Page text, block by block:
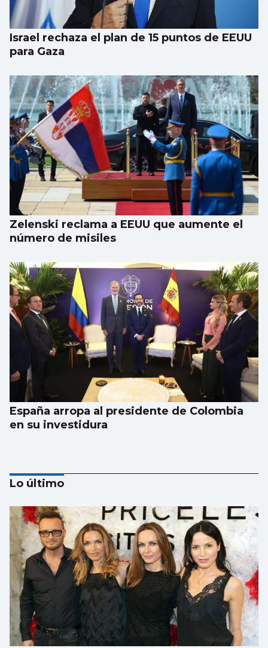
Israel rechaza el plan de 15 puntos de EEUU
para Gaza
Zelenski reclama a EEUU que aumente el
número de misiles
España arropa al presidente de Colombia
en su investidura
Al menos seis muertos y una quincena de
heridos en un tiroteo en un colegio en el
centro de Tailandia
Lo último